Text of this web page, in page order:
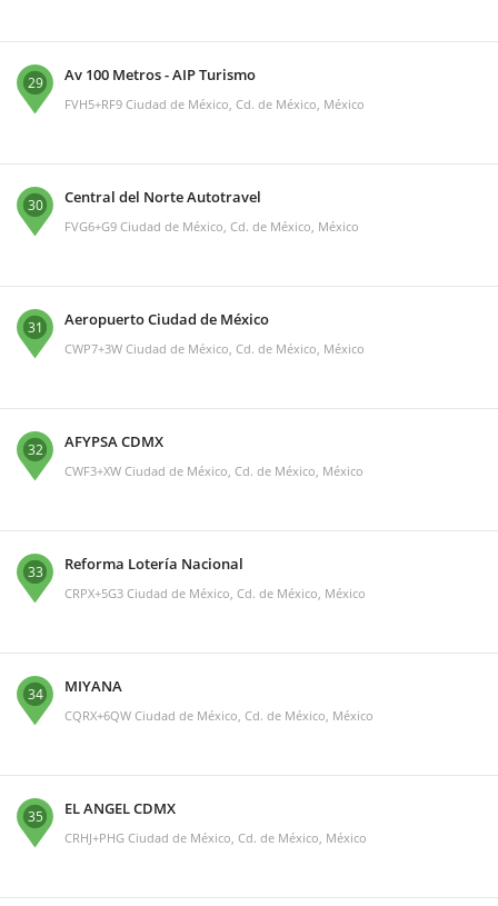
29 Av 100 Metros - AIP Turismo
FVH5+RF9 Ciudad de México, Cd. de México, México
30 Central del Norte Autotravel
FVG6+G9 Ciudad de México, Cd. de México, México
31 Aeropuerto Ciudad de México
CWP7+3W Ciudad de México, Cd. de México, México
32 AFYPSA CDMX
CWF3+XW Ciudad de México, Cd. de México, México
33 Reforma Lotería Nacional
CRPX+5G3 Ciudad de México, Cd. de México, México
34 MIYANA
CQRX+6QW Ciudad de México, Cd. de México, México
35 EL ANGEL CDMX
CRHJ+PHG Ciudad de México, Cd. de México, México